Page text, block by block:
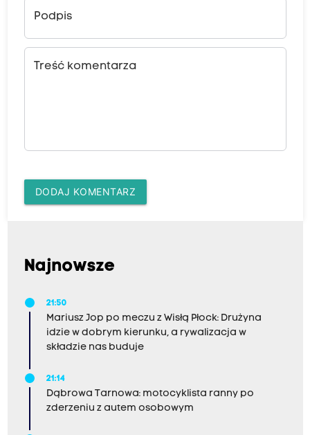
Podpis
Treść komentarza
DODAJ KOMENTARZ
Najnowsze
21:50
Mariusz Jop po meczu z Wisłą Płock: Drużyna
idzie w dobrym kierunku, a rywalizacja w
składzie nas buduje
21:14
Dąbrowa Tarnowa: motocyklista ranny po
zderzeniu z autem osobowym